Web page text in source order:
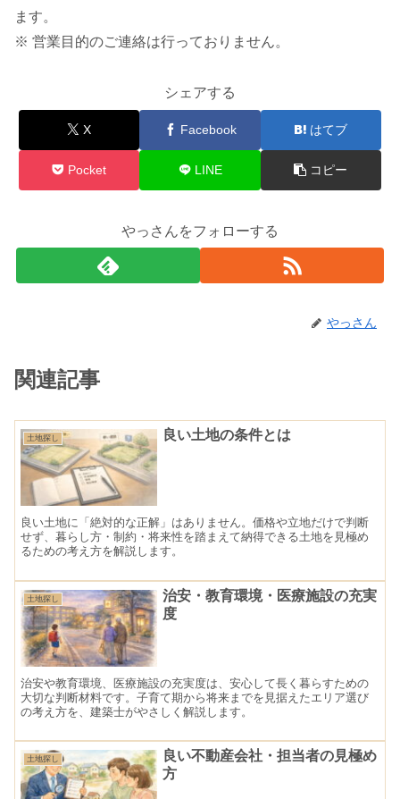
ます。
※ 営業目的のご連絡は行っておりません。
シェアする
X Facebook はてブ
Pocket LINE コピー
やっさんをフォローする
やっさん
関連記事
土地探し 良い土地の条件とは
良い土地に「絶対的な正解」はありません。価格や立地だけで判断
せず、暮らし方・制約・将来性を踏まえて納得できる土地を見極め
るための考え方を解説します。
土地探し
治安・教育環境・医療施設の充実
度
治安や教育環境、医療施設の充実度は、安心して長く暮らすための
大切な判断材料です。子育て期から将来までを見据えたエリア選び
の考え方を、建築士がやさしく解説します。
土地探し
良い不動産会社・担当者の見極め
方